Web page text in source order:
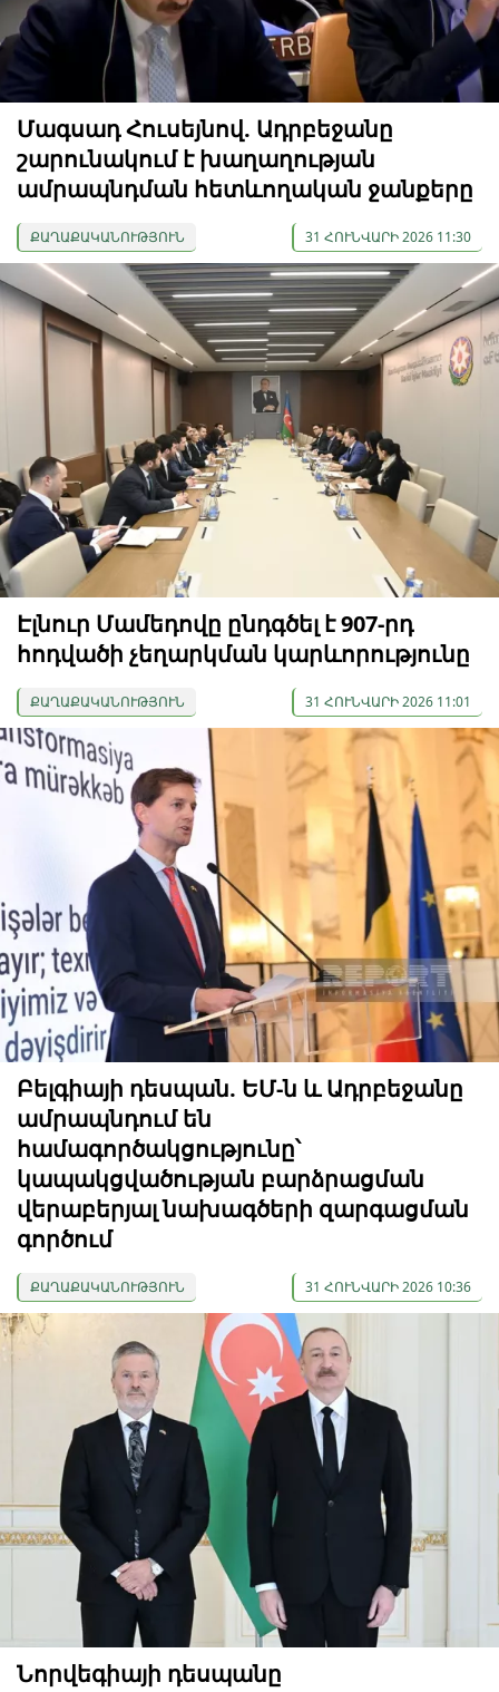
Մագսադ Հուսեյնով. Ադրբեջանը
շարունակում է խաղաղության
ամրապնդման հետևողական ջանքերը
ՔԱՂԱՔԱԿԱՆՈՒԹՅՈՒՆ 31 ՀՈՒՆՎԱՐԻ 2026 11:30
Էլնուր Մամեդովը ընդգծել է 907-րդ
հոդվածի չեղարկման կարևորությունը
ՔԱՂԱՔԱԿԱՆՈՒԹՅՈՒՆ 31 ՀՈՒՆՎԱՐԻ 2026 11:01
Բելգիայի դեսպան. ԵՄ-ն և Ադրբեջանը
ամրապնդում են
համագործակցությունը՝
կապակցվածության բարձրացման
վերաբերյալ նախագծերի զարգացման
գործում
ՔԱՂԱՔԱԿԱՆՈՒԹՅՈՒՆ 31 ՀՈՒՆՎԱՐԻ 2026 10:36
Նորվեգիայի դեսպանը